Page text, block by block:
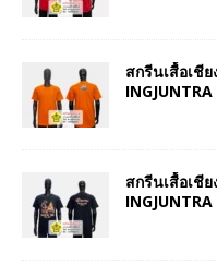
สกรีนเสื้อเชี
สกรีนเสื้อเชี